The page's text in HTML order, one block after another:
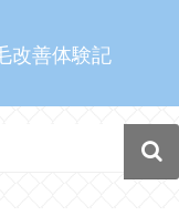
改善体験記